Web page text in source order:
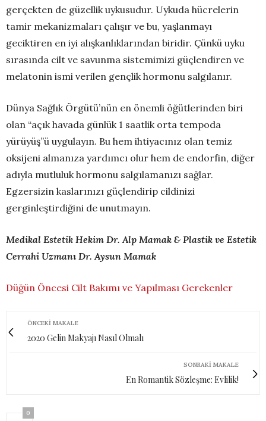
gerçekten de güzellik uykusudur. Uykuda hücrelerin
tamir mekanizmaları çalışır ve bu, yaşlanmayı
geciktiren en iyi alışkanlıklarından biridir. Çünkü uyku
sırasında cilt ve savunma sistemimizi güçlendiren ve
melatonin ismi verilen gençlik hormonu salgılanır.
Dünya Sağlık Örgütü’nün en önemli öğütlerinden biri
olan “açık havada günlük 1 saatlik orta tempoda
yürüyüş”ü uygulayın. Bu hem ihtiyacınız olan temiz
oksijeni almanıza yardımcı olur hem de endorfin, diğer
adıyla mutluluk hormonu salgılamanızı sağlar.
Egzersizin kaslarınızı güçlendirip cildinizi
gerginleştirdiğini de unutmayın.
Medikal Estetik Hekim Dr. Alp Mamak & Plastik ve Estetik
Cerrahi Uzmanı Dr. Aysun Mamak
Düğün Öncesi Cilt Bakımı ve Yapılması Gerekenler
ÖNCEKI MAKALE
2020 Gelin Makyajı Nasıl Olmalı
SONRAKI MAKALE
En Romantik Sözleşme: Evlilik!
0